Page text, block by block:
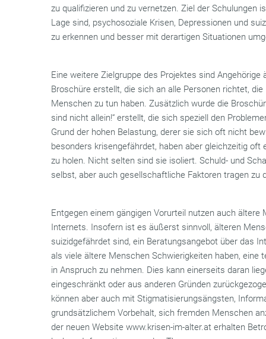
zu qualifizieren und zu vernetzen. Ziel der Schulungen
Lage sind, psychosoziale Krisen, Depressionen und
zu erkennen und besser mit derartigen Situationen
Eine weitere Zielgruppe des Projektes sind
Broschüre erstellt, die sich an alle Personen richtet,
Menschen zu tun haben. Zusätzlich wurde die
sind nicht allein!“ erstellt, die sich speziell den
Grund der hohen Belastung, derer sie sich oft nicht
besonders krisengefährdet, haben aber gleichzeitig
zu holen. Nicht selten sind sie isoliert. Schuld- und
selbst, aber auch gesellschaftliche Faktoren tragen
Entgegen einem gängigen Vorurteil nutzen auch
Internets. Insofern ist es äußerst sinnvoll, älteren
suizidgefährdet sind, ein Beratungsangebot über das
als viele ältere Menschen Schwierigkeiten haben, eine
in Anspruch zu nehmen. Dies kann einerseits daran
eingeschränkt oder aus anderen Gründen
können aber auch mit Stigmatisierungsängsten,
grundsätzlichem Vorbehalt, sich fremden Menschen
der neuen Website www.krisen-im-alter.at erhalten